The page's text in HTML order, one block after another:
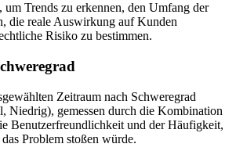
um Trends zu erkennen, den Umfang der
die reale Auswirkung auf Kunden
Risiko zu bestimmen.
Zeitraum nach Schweregrad
Niedrig), gemessen durch die Kombination
Benutzerfreundlichkeit und der Häufigkeit,
Problem stoßen würde.